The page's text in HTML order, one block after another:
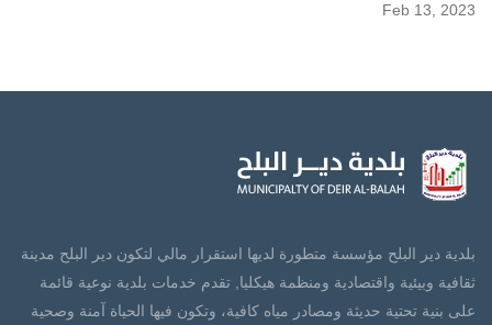
Feb 13, 2023
بلدية دير البلح مؤسسة متطورة لديها استقرار مالي لتكون دير البلح مدينة
ثقافية وبيئية واقتصادية ومنظمة هيكليا, تقدم خدمات بلدية نوعية قائمة
على بنية تحتية حديثة ومصادر مياه كافية، وتكون فيها الحياة آمنة وصحية